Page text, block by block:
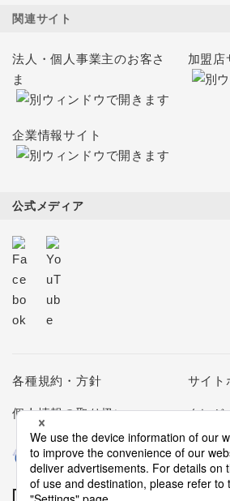
関連サイト
法人・個人事業主のお客さ
ま
加盟店
企業情報サイト
公式メディア
各種規約・方針 サイト
個人情報の取り扱い クレジ
当社は個人情報の取扱いを適切に行
マークの使用を認められた認定業者で